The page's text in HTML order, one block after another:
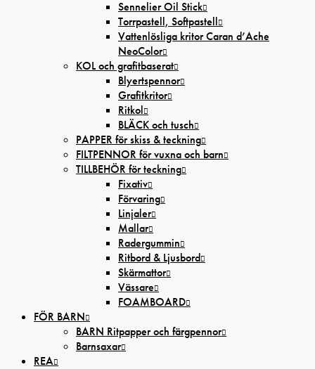
Sennelier Oil Stick
Torrpastell, Softpastell
Vattenlösliga kritor Caran d’Ache
NeoColor
KOL och grafitbaserat
Blyertspennor
Grafitkritor
Ritkol
BLÄCK och tusch
PAPPER för skiss & teckning
FILTPENNOR för vuxna och barn
TILLBEHÖR för teckning
Fixativ
Förvaring
Linjaler
Mallar
Radergummin
Ritbord & Ljusbord
Skärmattor
Vässare
FOAMBOARD
FÖR BARN
BARN Ritpapper och färgpennor
Barnsaxar
REA